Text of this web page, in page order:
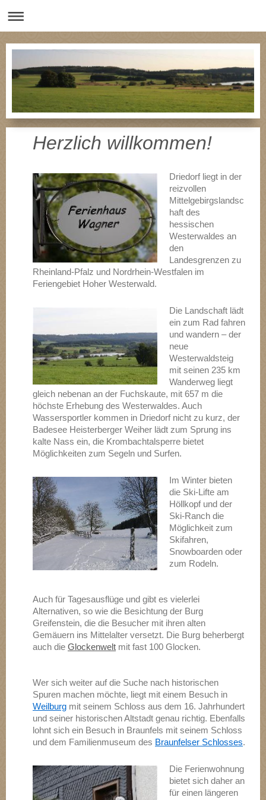
Herzlich willkommen!
Driedorf liegt in der
reizvollen
Mittelgebirgslandsc
haft des
hessischen
Westerwaldes an
den
Landesgrenzen zu
Rheinland-Pfalz und Nordrhein-Westfalen im
Feriengebiet Hoher Westerwald.
Die Landschaft lädt
ein zum Rad fahren
und wandern – der
neue
Westerwaldsteig
mit seinen 235 km
Wanderweg liegt
gleich nebenan an der Fuchskaute, mit 657 m die
höchste Erhebung des Westerwaldes. Auch
Wassersportler kommen in Driedorf nicht zu kurz, der
Badesee Heisterberger Weiher lädt zum Sprung ins
kalte Nass ein, die Krombachtalsperre bietet
Möglichkeiten zum Segeln und Surfen.
Im Winter bieten
die Ski-Lifte am
Höllkopf und der
Ski-Ranch die
Möglichkeit zum
Skifahren,
Snowboarden oder
zum Rodeln.
Auch für Tagesausflüge und gibt es vielerlei
Alternativen, so wie die Besichtung der Burg
Greifenstein, die die Besucher mit ihren alten
Gemäuern ins Mittelalter versetzt. Die Burg beherbergt
auch die Glockenwelt mit fast 100 Glocken.
Wer sich weiter auf die Suche nach historischen
Spuren machen möchte, liegt mit einem Besuch in
Weilburg mit seinem Schloss aus dem 16. Jahrhundert
und seiner historischen Altstadt genau richtig. Ebenfalls
lohnt sich ein Besuch in Braunfels mit seinem Schloss
und dem Familienmuseum des Braunfelser Schlosses.
Die Ferienwohnung
bietet sich daher an
für einen längeren